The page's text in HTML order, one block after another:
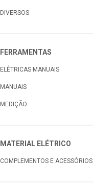
DIVERSOS
FERRAMENTAS
ELÉTRICAS MANUAIS
MANUAIS
MEDIÇÃO
MATERIAL ELÉTRICO
COMPLEMENTOS E ACESSÓRIOS